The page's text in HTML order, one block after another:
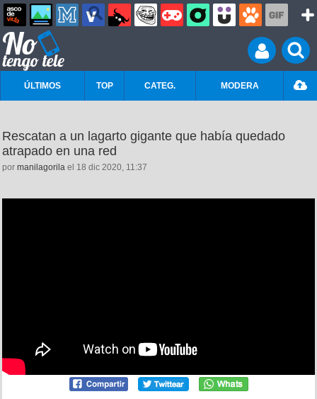
ÚLTIMOS TOP CATEG. MODERA
Rescatan a un lagarto gigante que había quedado
atrapado en una red
por manilagorila el 18 dic 2020, 11:37